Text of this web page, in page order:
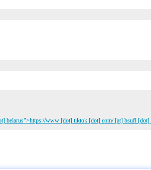
belarus">https://www [dot] tiktok [dot] com/[at] bsufl [dot]